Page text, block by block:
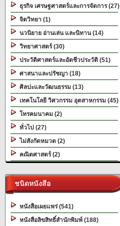
ธุรกิจ เศรษฐศาสตร์และการจัดการ (27)
จิตวิทยา (1)
นวนิยาย อ่านเล่น และนิทาน (14)
วิทยาศาสตร์ (30)
ประวัติศาสตร์และอัตชีวประวัติ (51)
ศาสนาและปรัชญา (18)
ศิลปะและวัฒนธรรม (13)
เทคโนโลยี วิศวกรรม อุตสาหกรรม (45)
โทรคมนาคม (2)
ทั่วไป (27)
ไม่สังกัดหมวด (2)
คณิตศาสตร์ (2)
ชนิดหนังสือ
หนังสือเผยแพร่ (541)
หนังสือลิขสิทธิ์สำนักพิมพ์ (188)